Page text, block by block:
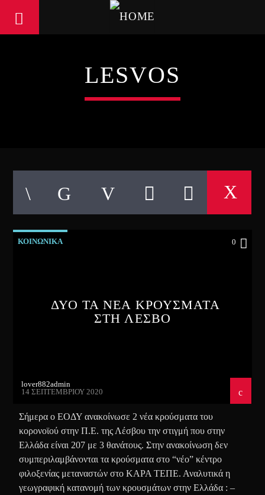
LESVOS
ΚΟΙΝΩΝΙΚΑ 0
ΔΥΟ ΤΑ ΝΕΑ ΚΡΟΥΣΜΑΤΑ
ΣΤΗ ΛΕΣΒΟ
lover882admin
14 ΣΕΠΤΕΜΒΡΊΟΥ 2020
Σήμερα ο ΕΟΔΥ ανακοίνωσε 2 νέα κρούσματα του
κορονοϊού στην Π.Ε. της Λέσβου την στιγμή που στην
Ελλάδα είναι 207 με 3 θανάτους. Στην ανακοίνωση δεν
συμπεριλαμβάνονται τα κρούσματα στο “νέο” κέντρο
φιλοξενίας μεταναστών στο ΚΑΡΑ ΤΕΠΕ. Αναλυτικά η
γεωγραφική κατανομή των κρουσμάτων στην Ελλάδα : –